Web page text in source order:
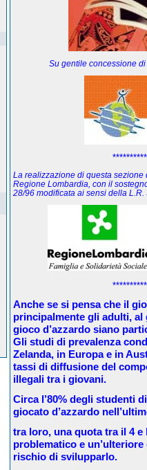
Su gentile concessione
La realizzazione di questa sezione
Regione Lombardia, con il
28/96 modificata ai sensi della
Anche se si pensa che il
principalmente gli adulti,
gioco d’azzardo siano
Gli studi di prevalenza
Zelanda, in Europa e in
tassi di diffusione del
illegali tra i giovani.
Circa l’80% degli studenti
giocato d’azzardo
tra loro, una quota tra il 4 e
problematico e
rischio di svilupparlo.